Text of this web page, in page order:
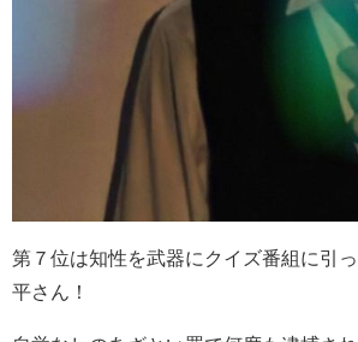
第７位は知性を武器にクイズ番組に引
平さん！